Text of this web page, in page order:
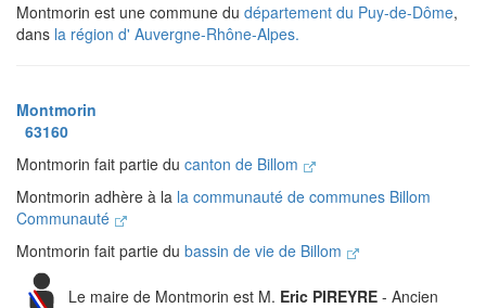
Montmorin est une commune du département du Puy-de-Dôme,
dans la région d' Auvergne-Rhône-Alpes.
Montmorin
63160
Montmorin fait partie du canton de Billom
Montmorin adhère à la la communauté de communes Billom
Communauté
Montmorin fait partie du bassin de vie de Billom
Le maire de Montmorin est M. Eric PIREYRE - Ancien